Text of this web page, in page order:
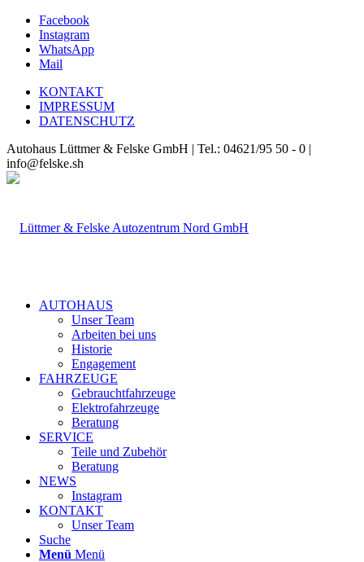
Facebook
Instagram
WhatsApp
Mail
KONTAKT
IMPRESSUM
DATENSCHUTZ
Autohaus Lüttmer & Felske GmbH | Tel.: 04621/95 50 - 0 |
info@felske.sh
AUTOHAUS
Unser Team
Arbeiten bei uns
Historie
Engagement
FAHRZEUGE
Gebrauchtfahrzeuge
Elektrofahrzeuge
Beratung
SERVICE
Teile und Zubehör
Beratung
NEWS
Instagram
KONTAKT
Unser Team
Suche
Menü Menü